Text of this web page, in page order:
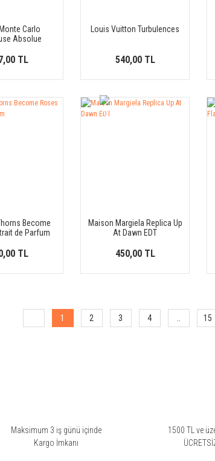
Carlo
Absolue
TL
Louis Vuitton Turbulences
540,00 TL
Become
de Parfum
TL
YENİ
Maison Margiela Replica Up
At Dawn EDT
450,00 TL
1 2 3 4 15
Maksimum 3 iş günü içinde
Kargo İmkanı
1500 TL ve